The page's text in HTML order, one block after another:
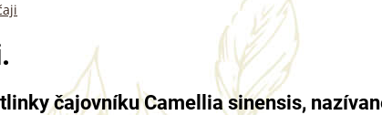
čajovníku Camellia sinensis,